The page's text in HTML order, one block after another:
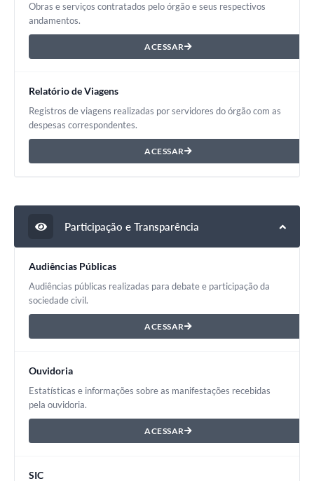
Obras e serviços contratados pelo órgão e seus respectivos
andamentos.
ACESSAR
Relatório de Viagens
Registros de viagens realizadas por servidores do órgão com as
despesas correspondentes.
ACESSAR
Participação e Transparência
Audiências Públicas
Audiências públicas realizadas para debate e participação da
sociedade civil.
ACESSAR
Ouvidoria
Estatísticas e informações sobre as manifestações recebidas
pela ouvidoria.
ACESSAR
SIC